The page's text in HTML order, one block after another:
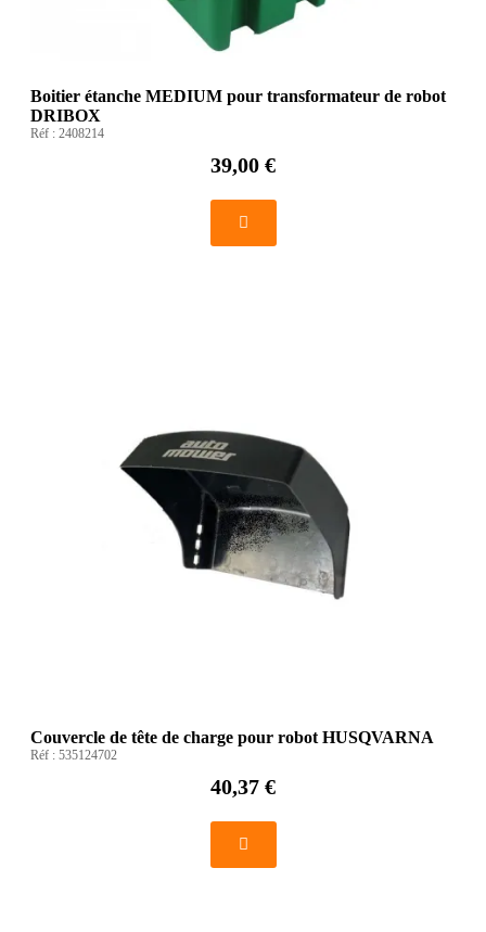
Boitier étanche MEDIUM pour transformateur de robot
DRIBOX
Réf : 2408214
39,00 €
Couvercle de tête de charge pour robot HUSQVARNA
Réf : 535124702
40,37 €